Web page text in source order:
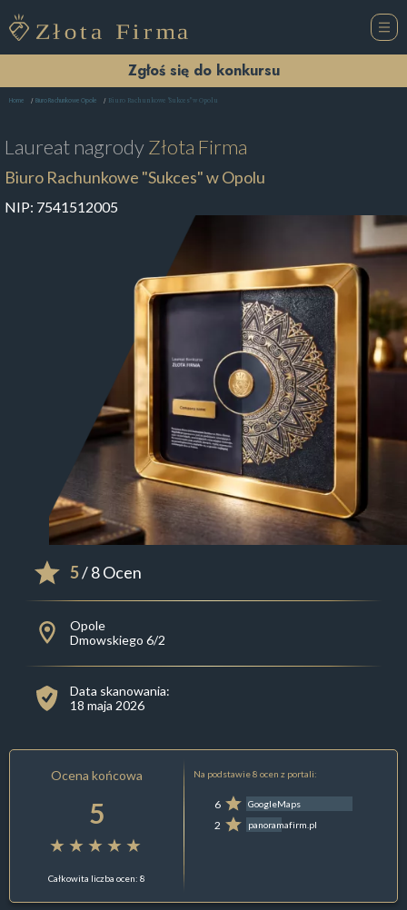
Zgłoś się do konkursu
Home Biuro Rachunkowe Opole Biuro Rachunkowe "Sukces" w Opolu
Laureat nagrodyZłota Firma
Biuro Rachunkowe "Sukces" w Opolu
NIP: 7541512005
5/ 8 Ocen
Opole
Dmowskiego 6/2
Data skanowania:
18 maja 2026
Ocena końcowa
5
Całkowita liczba ocen: 8
Na podstawie 8 ocen z portali:
6 GoogleMaps
2 panoramafirm.pl